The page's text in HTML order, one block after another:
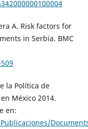
A. Risk factors for
in Serbia. BMC
la Política de
México 2014.
en: